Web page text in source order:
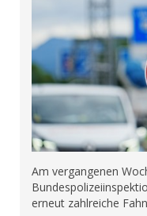
Am vergangenen
erneut zahlreiche